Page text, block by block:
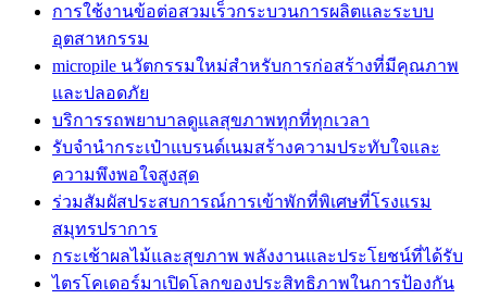
การใช้งานข้อต่อสวมเร็วกระบวนการผลิตและระบบ
อุตสาหกรรม
micropile นวัตกรรมใหม่สำหรับการก่อสร้างที่มีคุณภาพ
และปลอดภัย
บริการรถพยาบาลดูแลสุขภาพทุกที่ทุกเวลา
รับจำนำกระเป๋าแบรนด์เนมสร้างความประทับใจและ
ความพึงพอใจสูงสุด
ร่วมสัมผัสประสบการณ์การเข้าพักที่พิเศษที่โรงแรม
สมุทรปราการ
กระเช้าผลไม้และสุขภาพ พลังงานและประโยชน์ที่ได้รับ
ไตรโคเดอร์มาเปิดโลกของประสิทธิภาพในการป้องกัน